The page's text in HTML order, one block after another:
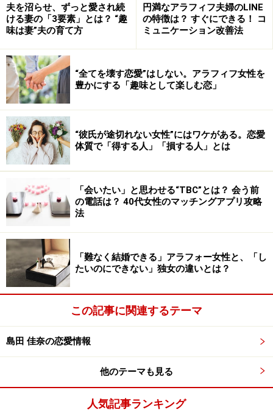
ようです。
みのタイプと効率よく出会える」から。「背の高い人が
好き」「頭のいい人がいい」という好みから「出身地が
近い人希望」「長男以外の人限定」など結婚を視野に入
れた条件まで、マッチングアプリなら自在に探すことが
できます。また、多忙な人でも帰宅後の深夜に「いい出
会い」を見つけられるのも、マッチングアプリならでは
の利点。
筆者自身、マッチングアプリが流行する以前から「ネッ
トの出会い」には可能性を感じていました。リアルでは
む人とも知り合えるのも、ネットならでは。
リアルの出会いは、同じ生活圏で暮らす人が中心です。
そこから出会える確率、さらに恋が芽生える確率を考え
ると、多数の中から自分好みの外見や理想の条件でマッ
マッチングアプリは、結婚のみならず恋人が欲しい人に
代なのかもしれません。
夫を沼らせ、ずっと愛され続
ける妻の「3要素」とは？ “趣
味は妻”夫の育て方
円満なアラフィフ夫婦のLINE
の特徴は？ すぐにできる！ コ
ミュニケーション改善法
“全てを壊す恋愛”はしない。アラフィフ女性を
豊かにする「趣味として楽しむ恋」
“彼氏が途切れない女性”にはワケがある。恋愛
体質で「得する人」「損する人」とは
「会いたい」と思わせる“TBC”とは？ 会う前
の電話は？ 40代女性のマッチングアプリ攻略
法
「難なく結婚できる」アラフォー女性と、「し
たいのにできない」独女の違いとは？
この記事に関連するテーマ
島田 佳奈の恋愛情報
他のテーマも見る
人気記事ランキング